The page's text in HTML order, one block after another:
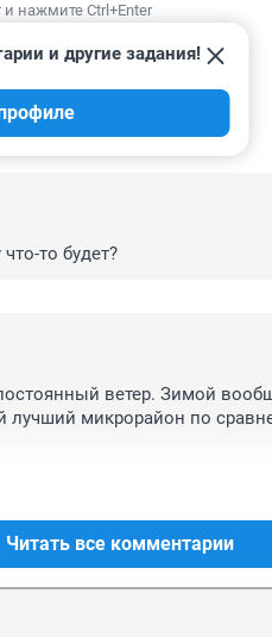
нажмите Ctrl+Enter
и другие задания!
то будет?
ветер. Зимой
лучший микрорайон по
Читать все комментарии